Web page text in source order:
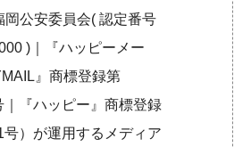
岡公安委員会( 認定番号
)｜『ハッピーメー
』商標登録第
｜『ハッピー』商標登録
）が運用するメディア